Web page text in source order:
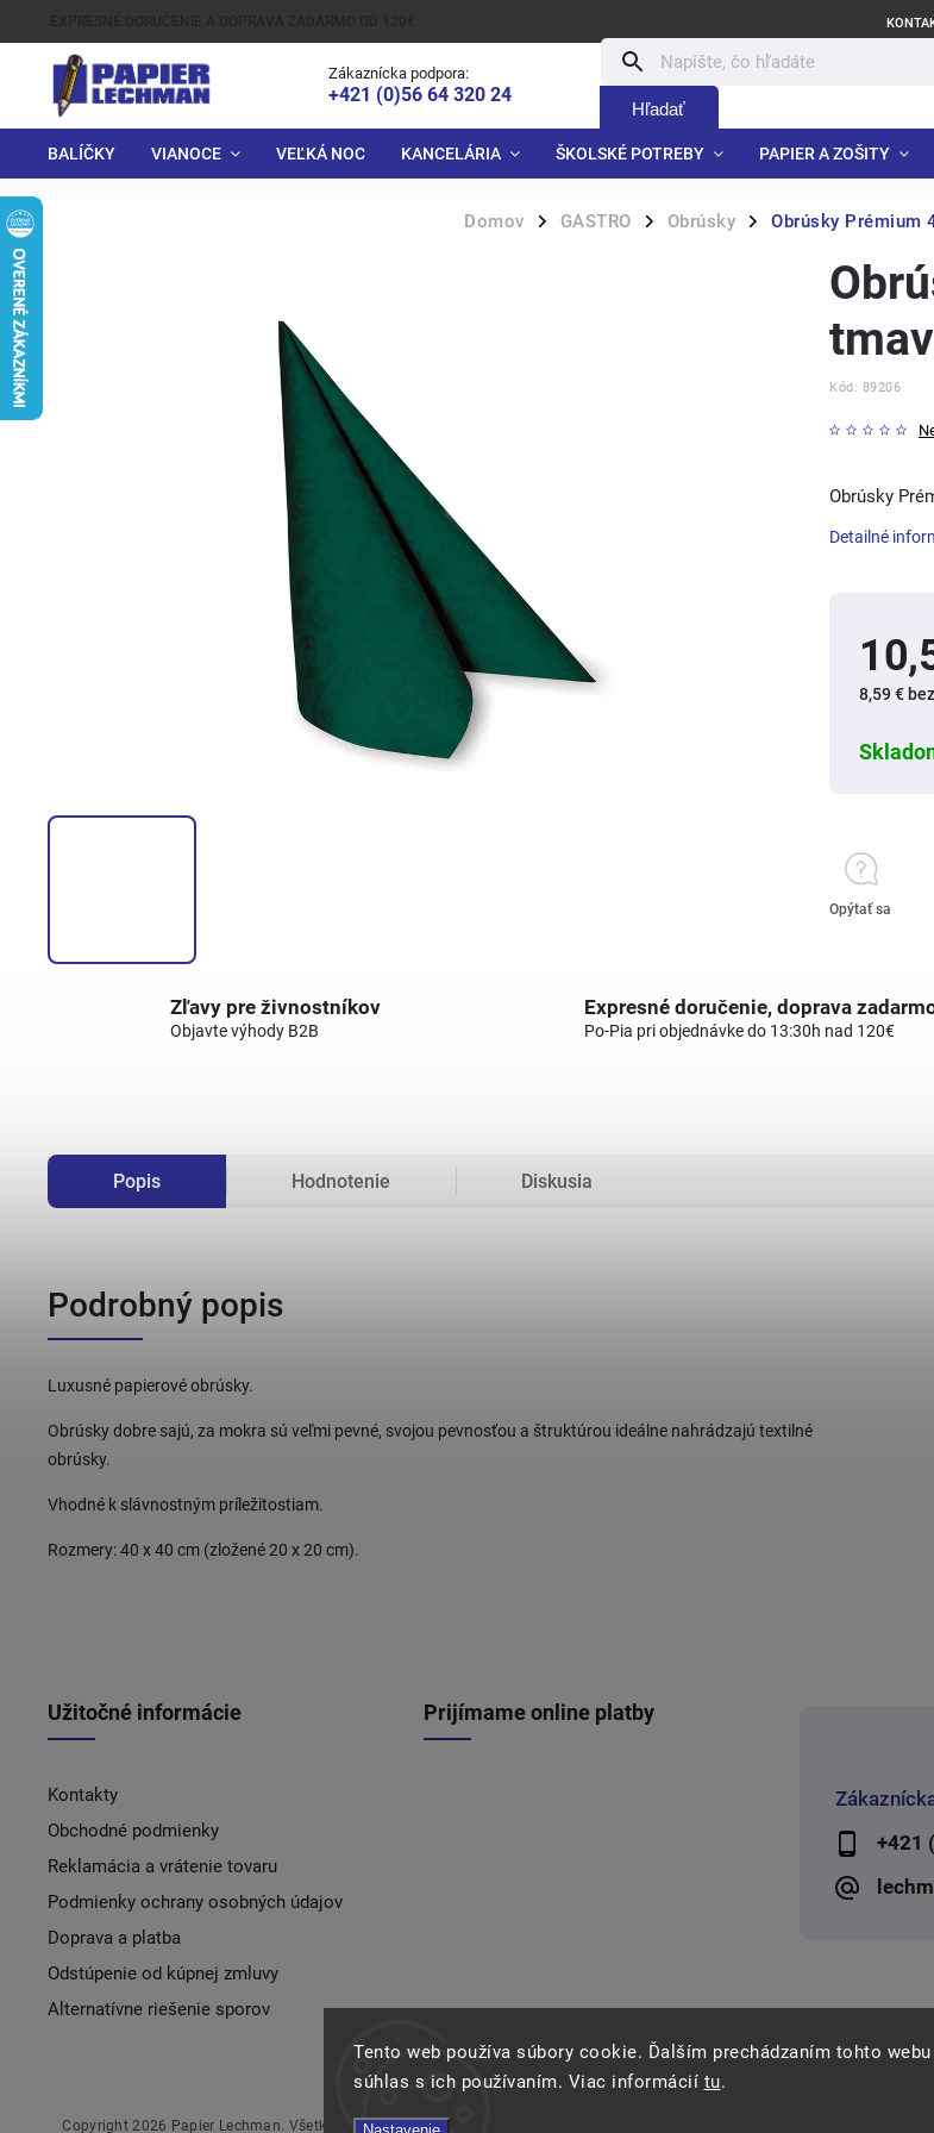
Tento web používa súbory cookie. Ďalším prechádzaním tohto
súhlas s ich používaním. Viac informácií tu.
Zákaznícka podpora:
+421 (0)56 64 320 24
Hľadať
BALÍČKY VIANOCE VEĽKÁ NOC KANCELÁRIA ŠKOLSKÉ POTREBY PAPIER A ZOŠITY
Domov / GASTRO / Obrúsky / Obrúsky Prémium
8,59 €
Kód: 89206
Obrúsky
Detailné
Opýtať sa
Zľavy pre živnostníkov
Objavte výhody B2B
Expresné doručenie, doprava
Po-Pia pri objednávke do 13:30h nad 120€
Popis Hodnotenie Diskusia
Podrobný popis
Luxusné papierové obrúsky.
Obrúsky dobre sajú, za mokra sú veľmi pevné, svojou pevnosťou a štruktúrou ideálne nahrádzajú textilné
obrúsky.
Vhodné k slávnostným príležitostiam.
Rozmery: 40 x 40 cm (zložené 20 x 20 cm).
+421
Užitočné informácie
Kontakty
Obchodné podmienky
Reklamácia a vrátenie tovaru
Podmienky ochrany osobných údajov
Doprava a platba
Odstúpenie od kúpnej zmluvy
Alternatívne riešenie sporov
Prijímame online platby
Copyright 2026 Papier Lechman . Všetky práva vyhradené.